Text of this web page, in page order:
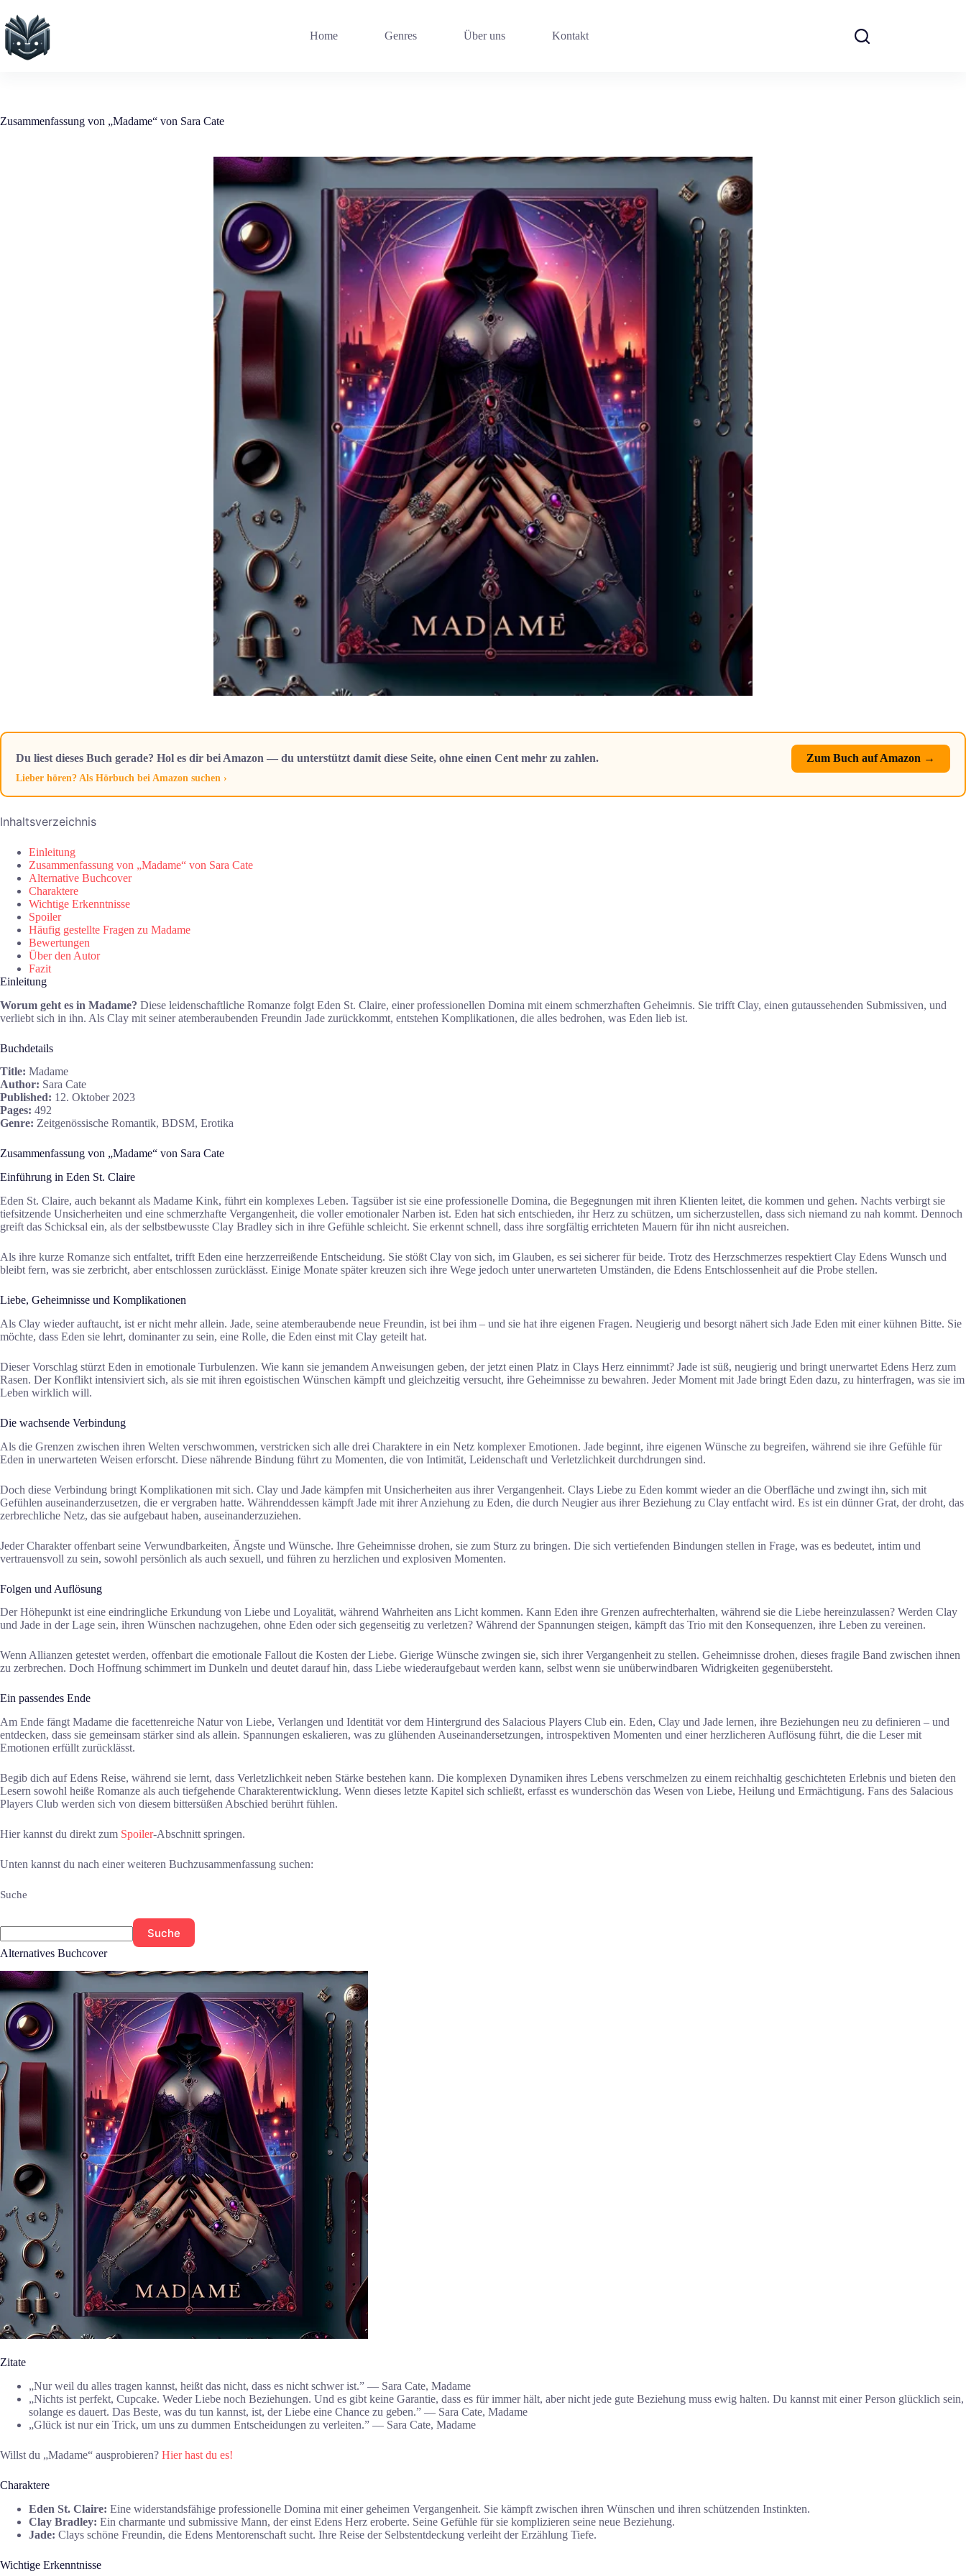
Inhalt
springen
Home Genres Über uns Kontakt
Zusammenfassung von „Madame“ von Sara Cate
Du liest dieses Buch gerade? Hol es dir bei Amazon — du unterstützt damit diese Seite, ohne einen Cent mehr zu zahlen. Zum Buch auf Amazon →
Lieber hören? Als Hörbuch bei Amazon suchen ›
Inhaltsverzeichnis
Einleitung
Zusammenfassung von „Madame“ von Sara Cate
Alternative Buchcover
Charaktere
Wichtige Erkenntnisse
Spoiler
Häufig gestellte Fragen zu Madame
Bewertungen
Über den Autor
Fazit
Einleitung
Worum geht es in Madame? Diese leidenschaftliche Romanze folgt Eden St. Claire, einer professionellen Domina mit einem schmerzhaften Geheimnis. Sie trifft Clay, einen gutaussehenden Submissiven, und
verliebt sich in ihn. Als Clay mit seiner atemberaubenden Freundin Jade zurückkommt, entstehen Komplikationen, die alles bedrohen, was Eden lieb ist.
Buchdetails
Title: Madame
Author: Sara Cate
Published: 12. Oktober 2023
Pages: 492
Genre: Zeitgenössische Romantik, BDSM, Erotika
Zusammenfassung von „Madame“ von Sara Cate
Einführung in Eden St. Claire
Eden St. Claire, auch bekannt als Madame Kink, führt ein komplexes Leben. Tagsüber ist sie eine professionelle Domina, die Begegnungen mit ihren Klienten leitet, die kommen und gehen. Nachts verbirgt sie
tiefsitzende Unsicherheiten und eine schmerzhafte Vergangenheit, die voller emotionaler Narben ist. Eden hat sich entschieden, ihr Herz zu schützen, um sicherzustellen, dass sich niemand zu nah kommt. Dennoch
greift das Schicksal ein, als der selbstbewusste Clay Bradley sich in ihre Gefühle schleicht. Sie erkennt schnell, dass ihre sorgfältig errichteten Mauern für ihn nicht ausreichen.
Als ihre kurze Romanze sich entfaltet, trifft Eden eine herzzerreißende Entscheidung. Sie stößt Clay von sich, im Glauben, es sei sicherer für beide. Trotz des Herzschmerzes respektiert Clay Edens Wunsch und
bleibt fern, was sie zerbricht, aber entschlossen zurücklässt. Einige Monate später kreuzen sich ihre Wege jedoch unter unerwarteten Umständen, die Edens Entschlossenheit auf die Probe stellen.
Liebe, Geheimnisse und Komplikationen
Als Clay wieder auftaucht, ist er nicht mehr allein. Jade, seine atemberaubende neue Freundin, ist bei ihm – und sie hat ihre eigenen Fragen. Neugierig und besorgt nähert sich Jade Eden mit einer kühnen Bitte. Sie
möchte, dass Eden sie lehrt, dominanter zu sein, eine Rolle, die Eden einst mit Clay geteilt hat.
Dieser Vorschlag stürzt Eden in emotionale Turbulenzen. Wie kann sie jemandem Anweisungen geben, der jetzt einen Platz in Clays Herz einnimmt? Jade ist süß, neugierig und bringt unerwartet Edens Herz zum
Rasen. Der Konflikt intensiviert sich, als sie mit ihren egoistischen Wünschen kämpft und gleichzeitig versucht, ihre Geheimnisse zu bewahren. Jeder Moment mit Jade bringt Eden dazu, zu hinterfragen, was sie im
Leben wirklich will.
Die wachsende Verbindung
Als die Grenzen zwischen ihren Welten verschwommen, verstricken sich alle drei Charaktere in ein Netz komplexer Emotionen. Jade beginnt, ihre eigenen Wünsche zu begreifen, während sie ihre Gefühle für
Eden in unerwarteten Weisen erforscht. Diese nährende Bindung führt zu Momenten, die von Intimität, Leidenschaft und Verletzlichkeit durchdrungen sind.
Doch diese Verbindung bringt Komplikationen mit sich. Clay und Jade kämpfen mit Unsicherheiten aus ihrer Vergangenheit. Clays Liebe zu Eden kommt wieder an die Oberfläche und zwingt ihn, sich mit
Gefühlen auseinanderzusetzen, die er vergraben hatte. Währenddessen kämpft Jade mit ihrer Anziehung zu Eden, die durch Neugier aus ihrer Beziehung zu Clay entfacht wird. Es ist ein dünner Grat, der droht, das
zerbrechliche Netz, das sie aufgebaut haben, auseinanderzuziehen.
Jeder Charakter offenbart seine Verwundbarkeiten, Ängste und Wünsche. Ihre Geheimnisse drohen, sie zum Sturz zu bringen. Die sich vertiefenden Bindungen stellen in Frage, was es bedeutet, intim und
vertrauensvoll zu sein, sowohl persönlich als auch sexuell, und führen zu herzlichen und explosiven Momenten.
Folgen und Auflösung
Der Höhepunkt ist eine eindringliche Erkundung von Liebe und Loyalität, während Wahrheiten ans Licht kommen. Kann Eden ihre Grenzen aufrechterhalten, während sie die Liebe hereinzulassen? Werden Clay
und Jade in der Lage sein, ihren Wünschen nachzugehen, ohne Eden oder sich gegenseitig zu verletzen? Während der Spannungen steigen, kämpft das Trio mit den Konsequenzen, ihre Leben zu vereinen.
Wenn Allianzen getestet werden, offenbart die emotionale Fallout die Kosten der Liebe. Gierige Wünsche zwingen sie, sich ihrer Vergangenheit zu stellen. Geheimnisse drohen, dieses fragile Band zwischen ihnen
zu zerbrechen. Doch Hoffnung schimmert im Dunkeln und deutet darauf hin, dass Liebe wiederaufgebaut werden kann, selbst wenn sie unüberwindbaren Widrigkeiten gegenübersteht.
Ein passendes Ende
Am Ende fängt Madame die facettenreiche Natur von Liebe, Verlangen und Identität vor dem Hintergrund des Salacious Players Club ein. Eden, Clay und Jade lernen, ihre Beziehungen neu zu definieren – und
entdecken, dass sie gemeinsam stärker sind als allein. Spannungen eskalieren, was zu glühenden Auseinandersetzungen, introspektiven Momenten und einer herzlicheren Auflösung führt, die die Leser mit
Emotionen erfüllt zurücklässt.
Begib dich auf Edens Reise, während sie lernt, dass Verletzlichkeit neben Stärke bestehen kann. Die komplexen Dynamiken ihres Lebens verschmelzen zu einem reichhaltig geschichteten Erlebnis und bieten den
Lesern sowohl heiße Romanze als auch tiefgehende Charakterentwicklung. Wenn dieses letzte Kapitel sich schließt, erfasst es wunderschön das Wesen von Liebe, Heilung und Ermächtigung. Fans des Salacious
Players Club werden sich von diesem bittersüßen Abschied berührt fühlen.
Hier kannst du direkt zum Spoiler-Abschnitt springen.
Unten kannst du nach einer weiteren Buchzusammenfassung suchen:
Suche
Suche
Alternatives Buchcover
Zitate
„Nur weil du alles tragen kannst, heißt das nicht, dass es nicht schwer ist.” — Sara Cate, Madame
„Nichts ist perfekt, Cupcake. Weder Liebe noch Beziehungen. Und es gibt keine Garantie, dass es für immer hält, aber nicht jede gute Beziehung muss ewig halten. Du kannst mit einer Person glücklich sein,
solange es dauert. Das Beste, was du tun kannst, ist, der Liebe eine Chance zu geben.” — Sara Cate, Madame
„Glück ist nur ein Trick, um uns zu dummen Entscheidungen zu verleiten.” — Sara Cate, Madame
Willst du „Madame“ ausprobieren? Hier hast du es!
Charaktere
Eden St. Claire: Eine widerstandsfähige professionelle Domina mit einer geheimen Vergangenheit. Sie kämpft zwischen ihren Wünschen und ihren schützenden Instinkten.
Clay Bradley: Ein charmante und submissive Mann, der einst Edens Herz eroberte. Seine Gefühle für sie komplizieren seine neue Beziehung.
Jade: Clays schöne Freundin, die Edens Mentorenschaft sucht. Ihre Reise der Selbstentdeckung verleiht der Erzählung Tiefe.
Wichtige Erkenntnisse